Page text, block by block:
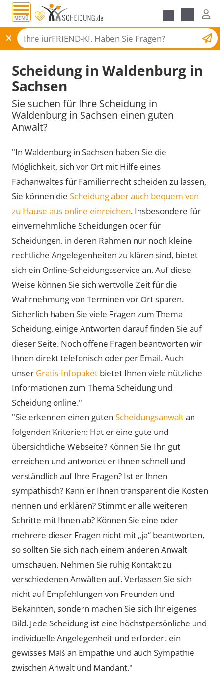
MENÜ
Scheidungsantrag
Scheidung in Waldenburg in
Sachsen
Sie suchen für Ihre Scheidung in
Waldenburg in Sachsen einen guten
Anwalt?
"In Waldenburg in Sachsen haben Sie die
Möglichkeit, sich vor Ort mit Hilfe eines
Fachanwaltes für Familienrecht scheiden zu lassen,
Sie können die Scheidung aber auch bequem von
zu Hause aus online einreichen. Insbesondere für
einvernehmliche Scheidungen oder für
Scheidungen, in deren Rahmen nur noch kleine
rechtliche Angelegenheiten zu klären sind, bietet
sich ein Online-Scheidungsservice an. Auf diese
Weise können Sie sich wertvolle Zeit für die
Wahrnehmung von Terminen vor Ort sparen.
Sicherlich haben Sie viele Fragen zum Thema
Scheidung, einige Antworten darauf finden Sie auf
dieser Seite. Noch offene Fragen beantworten wir
Ihnen direkt telefonisch oder per Email. Auch
unser Gratis-Infopaket bietet Ihnen viele nützliche
Informationen zum Thema Scheidung und
Scheidung online."
"Sie erkennen einen guten Scheidungsanwaltan
folgenden Kriterien: Hat er eine gute und
übersichtliche Webseite? Können Sie Ihn gut
erreichen und antwortet er Ihnen schnell und
verständlich auf Ihre Fragen? Ist er Ihnen
sympathisch? Kann er Ihnen transparent die Kosten
nennen und erklären? Stimmt er alle weiteren
Schritte mit Ihnen ab? Können Sie eine oder
mehrere dieser Fragen nicht mit „ja“ beantworten,
so sollten Sie sich nach einem anderen Anwalt
umschauen. Nehmen Sie ruhig Kontakt zu
verschiedenen Anwälten auf. Verlassen Sie sich
nicht auf Empfehlungen von Freunden und
Bekannten, sondern machen Sie sich Ihr eigenes
Bild. Jede Scheidung ist eine höchstpersönliche und
individuelle Angelegenheit und erfordert ein
gewisses Maß an Empathie und auch Sympathie
zwischen Anwalt und Mandant."